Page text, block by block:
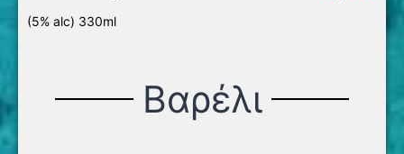
(5% alc) 330ml
Βαρέλι